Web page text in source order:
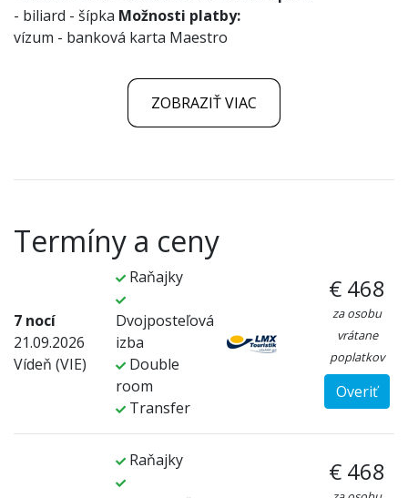
- biliard - šípka Možnosti platby:
vízum - banková karta Maestro
ZOBRAZIŤ VIAC
Termíny a ceny
7 nocí
21.09.2026
Vídeň (VIE)
Raňajky
Dvojposteľová
izba
Double
room
Transfer
€ 468
za osobu
vrátane
poplatkov
Overiť
Raňajky € 468